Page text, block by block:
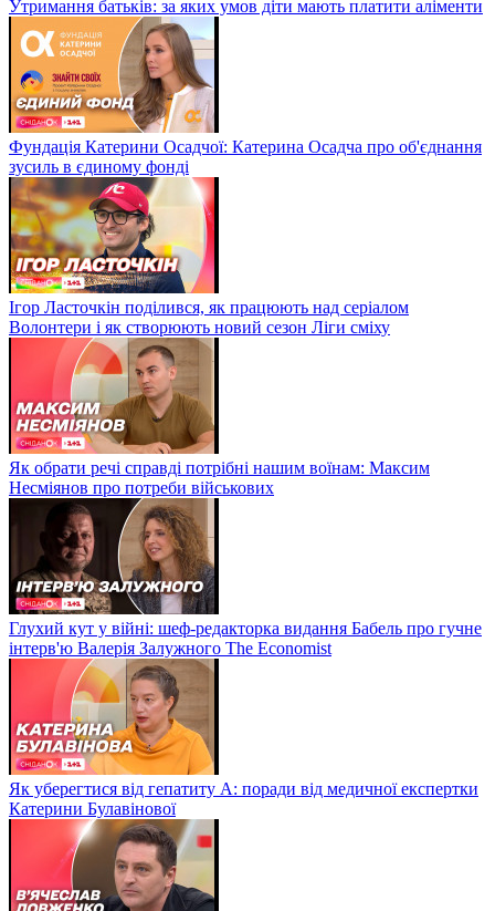
Утримання батьків: за яких умов діти мають платити аліменти
Фундація Катерини Осадчої: Катерина Осадча про об'єднання
зусиль в єдиному фонді
Ігор Ласточкін поділився, як працюють над серіалом
Волонтери і як створюють новий сезон Ліги сміху
Як обрати речі справді потрібні нашим воїнам: Максим
Несміянов про потреби військових
Глухий кут у війні: шеф-редакторка видання Бабель про гучне
інтерв'ю Валерія Залужного The Economist
Як уберегтися від гепатиту А: поради від медичної експертки
Катерини Булавінової